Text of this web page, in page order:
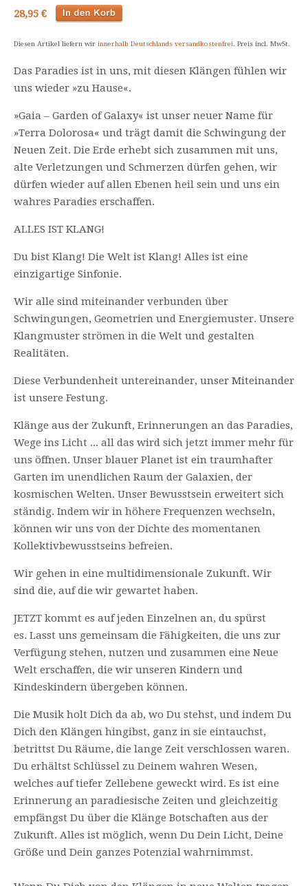
28,95 €
Diesen Artikel liefern wir innerhalb Deutschlands versandkostenfrei. Preis incl. MwSt.
Das Paradies ist in uns, mit diesen Klängen fühlen wir
uns wieder »zu Hause«.
»Gaia – Garden of Galaxy« ist unser neuer Name für
»Terra Dolorosa« und trägt damit die Schwingung der
Neuen Zeit. Die Erde erhebt sich zusammen mit uns,
alte Verletzungen und Schmerzen dürfen gehen, wir
dürfen wieder auf allen Ebenen heil sein und uns ein
wahres Paradies erschaffen.
ALLES IST KLANG!
Du bist Klang! Die Welt ist Klang! Alles ist eine
einzigartige Sinfonie.
Wir alle sind miteinander verbunden über
Schwingungen, Geometrien und Energiemuster. Unsere
Klangmuster strömen in die Welt und gestalten
Realitäten.
Diese Verbundenheit untereinander, unser Miteinander
ist unsere Festung.
Klänge aus der Zukunft, Erinnerungen an das Paradies,
Wege ins Licht ... all das wird sich jetzt immer mehr für
uns öffnen. Unser blauer Planet ist ein traumhafter
Garten im unendlichen Raum der Galaxien, der
kosmischen Welten. Unser Bewusstsein erweitert sich
ständig. Indem wir in höhere Frequenzen wechseln,
können wir uns von der Dichte des momentanen
Kollektivbewusstseins befreien.
Wir gehen in eine multidimensionale Zukunft. Wir
sind die, auf die wir gewartet haben.
JETZT kommt es auf jeden Einzelnen an, du spürst
es. Lasst uns gemeinsam die Fähigkeiten, die uns zur
Verfügung stehen, nutzen und zusammen eine Neue
Welt erschaffen, die wir unseren Kindern und
Kindeskindern übergeben können.
Die Musik holt Dich da ab, wo Du stehst, und indem Du
Dich den Klängen hingibst, ganz in sie eintauchst,
betrittst Du Räume, die lange Zeit verschlossen waren.
Du erhältst Schlüssel zu Deinem wahren Wesen,
welches auf tiefer Zellebene geweckt wird. Es ist eine
Erinnerung an paradiesische Zeiten und gleichzeitig
empfängst Du über die Klänge Botschaften aus der
Zukunft. Alles ist möglich, wenn Du Dein Licht, Deine
Größe und Dein ganzes Potenzial wahrnimmst.